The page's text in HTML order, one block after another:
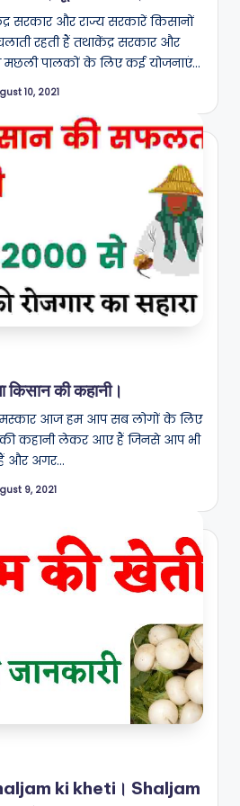
सरकार और राज्य सरकारें किसानों
रहती हैं तथाकेंद्र सरकार और
मछली पालकों के लिए कई योजनाएं…
10, 2021
की कहानी।
आज हम आप सब लोगों के लिए
कहानी लेकर आए हैं जिनसे आप भी
और अगर…
9, 2021
ki kheti। Shaljam